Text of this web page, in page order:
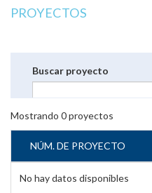
PROYECTOS
Buscar proyecto
Mostrando 0proyectos
NÚM. DE PROYECTO
No hay datos disponibles